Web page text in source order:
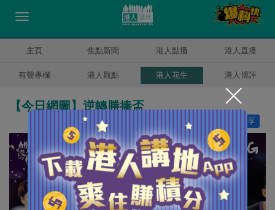
主頁 焦點新聞 港人點播 港人直播
有聲專欄 港人觀點 港人花生 港人博評
【今日網圖】逆轉勝捧盃
分享